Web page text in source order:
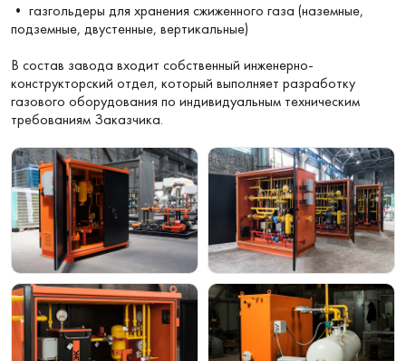
• газгольдеры для хранения сжиженного газа (наземные,
подземные, двустенные, вертикальные)
В состав завода входит собственный инженерно-
конструкторский отдел, который выполняет разработку
газового оборудования по индивидуальным техническим
требованиям Заказчика.